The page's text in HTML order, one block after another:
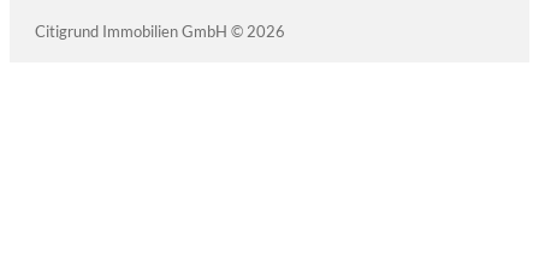
Citigrund Immobilien GmbH © 2026